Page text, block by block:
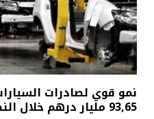
نمو قوي لصادرات
93,65 مليار درهم خلال النصف الأول من السنة